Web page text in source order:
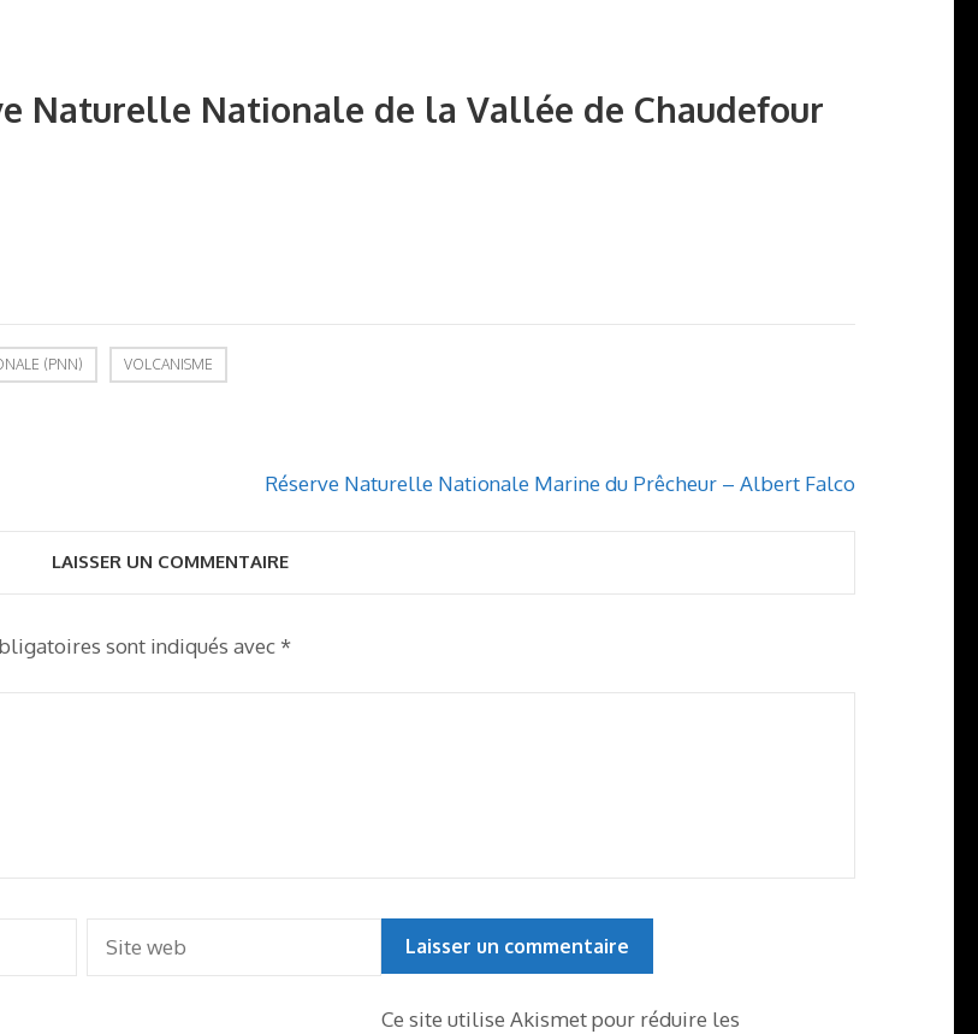
Naturelle Nationale de la Vallée de Chaudefour
(PNN) VOLCANISME
Réserve Naturelle Nationale Marine du Prêcheur – Albert Falco
LAISSER UN COMMENTAIRE
sont indiqués avec *
Ce site utilise Akismet pour réduire les